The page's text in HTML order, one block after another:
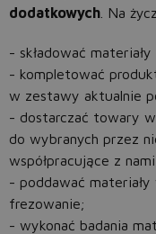
dodatkowych . Na
- składować
- kompletować
w zestawy aktualnie
- dostarczać towary w
do wybranych przez
współpracujące z
- poddawać
frezowanie;
- wykonać badania